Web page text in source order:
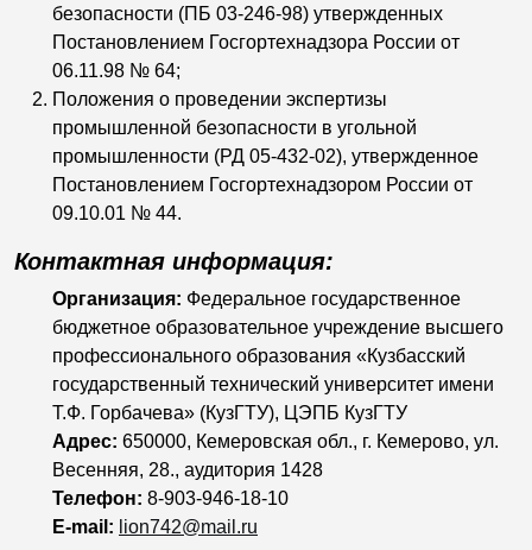
безопасности (ПБ 03-246-98) утвержденных
Постановлением Госгортехнадзора России от
06.11.98 № 64;
Положения о проведении экспертизы
промышленной безопасности в угольной
промышленности (РД 05-432-02), утвержденное
Постановлением Госгортехнадзором России от
09.10.01 № 44.
Контактная информация:
Организация: Федеральное государственное
бюджетное образовательное учреждение высшего
профессионального образования «Кузбасский
государственный технический университет имени
Т.Ф. Горбачева» (КузГТУ), ЦЭПБ КузГТУ
Адрес: 650000, Кемеровская обл., г. Кемерово, ул.
Весенняя, 28., аудитория 1428
Телефон: 8-903-946-18-10
E-mail: lion742@mail.ru